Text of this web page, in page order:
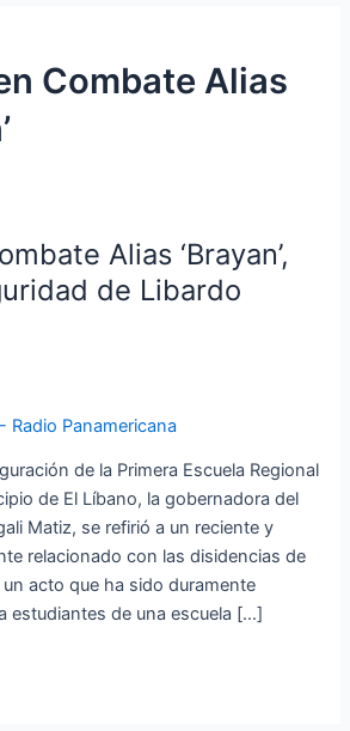
Combate Alias
Alias ‘Brayan’,
de Libardo
Radio Panamericana
de la Primera Escuela Regional
de El Líbano, la gobernadora del
Matiz, se refirió a un reciente y
relacionado con las disidencias de
un acto que ha sido duramente
estudiantes de una escuela […]